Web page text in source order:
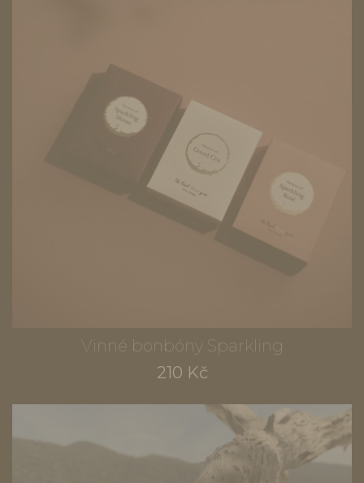
Vinné bonbóny Sparkling
210 Kč